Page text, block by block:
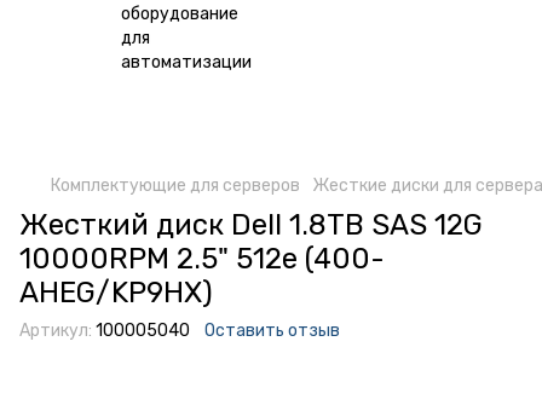
Комплектующие для серверов Жесткие диски для сервера
Жесткий диск Dell 1.8TB SAS 12G
10000RPM 2.5" 512e (400-
AHEG/KP9HX)
Артикул: 100005040 Оставить отзыв